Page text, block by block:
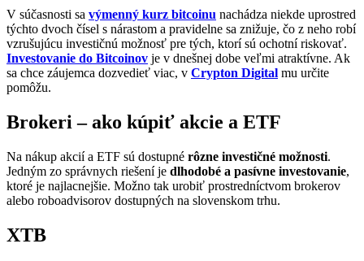
V súčasnosti sa výmenný kurz bitcoinu nachádza niekde uprostred
týchto dvoch čísel s nárastom a pravidelne sa znižuje, čo z neho robí
vzrušujúcu investičnú možnosť pre tých, ktorí sú ochotní riskovať.
Investovanie do Bitcoinov je v dnešnej dobe veľmi atraktívne. Ak
sa chce záujemca dozvedieť viac, v Crypton Digital mu určite
pomôžu.
Brokeri – ako kúpiť akcie a ETF
Na nákup akcií a ETF sú dostupné rôzne investičné možnosti.
Jedným zo správnych riešení je dlhodobé a pasívne investovanie,
ktoré je najlacnejšie. Možno tak urobiť prostredníctvom brokerov
alebo roboadvisorov dostupných na slovenskom trhu.
XTB